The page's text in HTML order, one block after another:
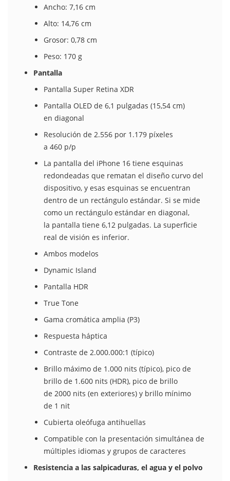
Ancho: 7,16 cm
Alto: 14,76 cm
Grosor: 0,78 cm
Peso: 170 g
Pantalla
Pantalla Super Retina XDR
Pantalla OLED de 6,1 pulgadas (15,54 cm)
en diagonal
Resolución de 2.556 por 1.179 píxeles
a 460 p/p
La pantalla del iPhone 16 tiene esquinas
redondeadas que rematan el diseño curvo del
dispositivo, y esas esquinas se encuentran
dentro de un rectángulo estándar. Si se mide
como un rectángulo estándar en diagonal,
la pantalla tiene 6,12 pulgadas. La superficie
real de visión es inferior.
Ambos modelos
Dynamic Island
Pantalla HDR
True Tone
Gama cromática amplia (P3)
Respuesta háptica
Contraste de 2.000.000:1 (típico)
Brillo máximo de 1.000 nits (típico), pico de
brillo de 1.600 nits (HDR), pico de brillo
de 2000 nits (en exteriores) y brillo mínimo
de 1 nit
Cubierta oleófuga antihuellas
Compatible con la presentación simultánea de
múltiples idiomas y grupos de caracteres
Resistencia a las salpicaduras, el agua y el polvo